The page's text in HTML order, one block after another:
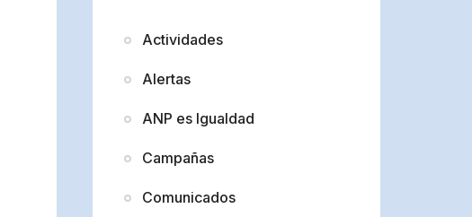
Actividades
Alertas
ANP es Igualdad
Campañas
Comunicados